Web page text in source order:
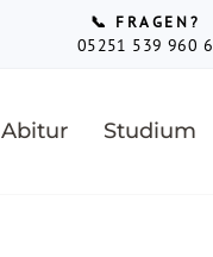
Pause
📞 FRAGEN?
05251 539 960 6
Abitur Studium